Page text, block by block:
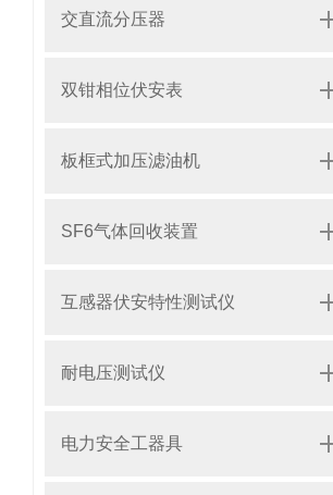
交直流分压器
双钳相位伏安表
板框式加压滤油机
SF6气体回收装置
互感器伏安特性测试仪
耐电压测试仪
电力安全工器具